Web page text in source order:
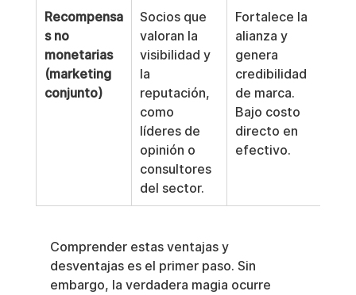
Recompensa
s no
monetarias
(marketing
conjunto)
Socios que
valoran la
visibilidad y
la
reputación,
como
líderes de
opinión o
consultores
del sector.
Fortalece la
alianza y
genera
credibilidad
de marca.
Bajo costo
directo en
efectivo.
Comprender estas ventajas y
desventajas es el primer paso. Sin
embargo, la verdadera magia ocurre